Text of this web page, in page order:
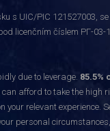
s UIC/PIC 121527003,
licenčním číslem РГ-
due to leverage. 85.5%
afford to take the high
relevant experience.
personal